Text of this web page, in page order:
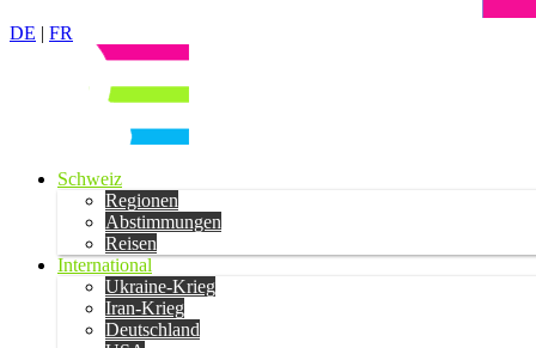
DE | FR
Schweiz
Regionen
Abstimmungen
Reisen
International
Ukraine-Krieg
Iran-Krieg
Deutschland